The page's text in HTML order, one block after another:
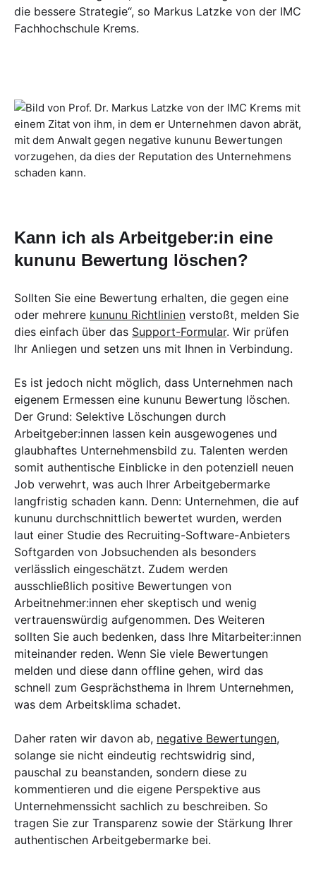
die bessere Strategie“, so Markus Latzke von der IMC
Fachhochschule Krems.
Kann ich als Arbeitgeber:in eine
kununu Bewertung löschen?
Sollten Sie eine Bewertung erhalten, die gegen eine
oder mehrere kununu Richtlinien verstoßt, melden Sie
dies einfach über das Support-Formular. Wir prüfen
Ihr Anliegen und setzen uns mit Ihnen in Verbindung.
Es ist jedoch nicht möglich, dass Unternehmen nach
eigenem Ermessen eine kununu Bewertung löschen.
Der Grund: Selektive Löschungen durch
Arbeitgeber:innen lassen kein ausgewogenes und
glaubhaftes Unternehmensbild zu. Talenten werden
somit authentische Einblicke in den potenziell neuen
Job verwehrt, was auch Ihrer Arbeitgebermarke
langfristig schaden kann. Denn: Unternehmen, die auf
kununu durchschnittlich bewertet wurden, werden
laut einer Studie des Recruiting-Software-Anbieters
Softgarden von Jobsuchenden als besonders
verlässlich eingeschätzt. Zudem werden
ausschließlich positive Bewertungen von
Arbeitnehmer:innen eher skeptisch und wenig
vertrauenswürdig aufgenommen. Des Weiteren
sollten Sie auch bedenken, dass Ihre Mitarbeiter:innen
miteinander reden. Wenn Sie viele Bewertungen
melden und diese dann offline gehen, wird das
schnell zum Gesprächsthema in Ihrem Unternehmen,
was dem Arbeitsklima schadet.
Daher raten wir davon ab, negative Bewertungen,
solange sie nicht eindeutig rechtswidrig sind,
pauschal zu beanstanden, sondern diese zu
kommentieren und die eigene Perspektive aus
Unternehmenssicht sachlich zu beschreiben. So
tragen Sie zur Transparenz sowie der Stärkung Ihrer
authentischen Arbeitgebermarke bei.